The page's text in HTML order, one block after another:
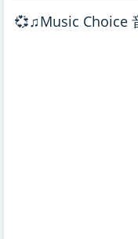
💞♫Music Choice